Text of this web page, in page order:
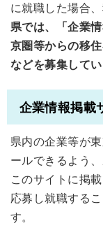
に就職した場合
県では、「企業
京圏等からの移
などを募集してい
企業情報掲載
県内の企業等が
ールできるよう
このサイトに掲
応募し就職する
す。